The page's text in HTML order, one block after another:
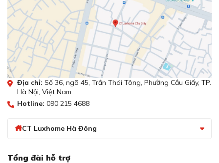
Địa chỉ: Số 36, ngõ 45, Trần Thái Tông, Phường Cầu Giấy, TP.
Hà Nội, Việt Nam.
Hotline: 090 215 4688
CT Luxhome Hà Đông
Tổng đài hỗ trợ